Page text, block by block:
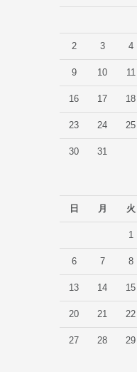
2 3 4
9 10 11
16 17 18
23 24 25
30 31
日
月 火
1
6 7 8
13 14 15
20 21 22
27 28 29